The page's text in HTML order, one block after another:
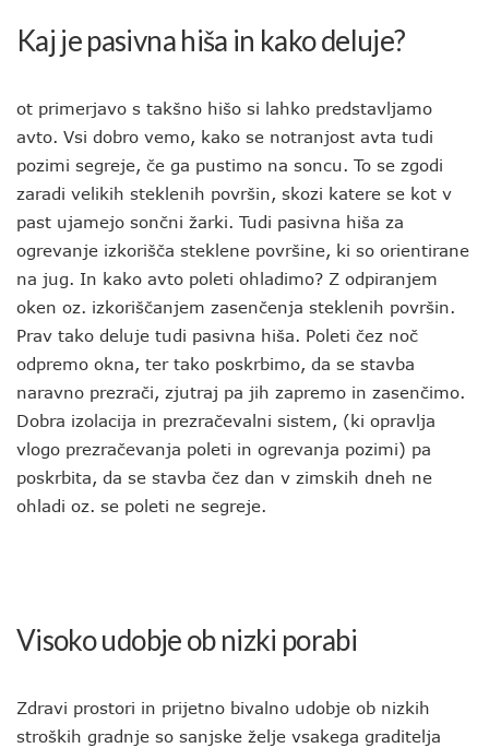
Kaj je pasivna hiša in kako deluje?
ot primerjavo s takšno hišo si lahko predstavljamo
avto. Vsi dobro vemo, kako se notranjost avta tudi
pozimi segreje, če ga pustimo na soncu. To se zgodi
zaradi velikih steklenih površin, skozi katere se kot v
past ujamejo sončni žarki. Tudi pasivna hiša za
ogrevanje izkorišča steklene površine, ki so orientirane
na jug. In kako avto poleti ohladimo? Z odpiranjem
oken oz. izkoriščanjem zasenčenja steklenih površin.
Prav tako deluje tudi pasivna hiša. Poleti čez noč
odpremo okna, ter tako poskrbimo, da se stavba
naravno prezrači, zjutraj pa jih zapremo in zasenčimo.
Dobra izolacija in prezračevalni sistem, (ki opravlja
vlogo prezračevanja poleti in ogrevanja pozimi) pa
poskrbita, da se stavba čez dan v zimskih dneh ne
ohladi oz. se poleti ne segreje.
Visoko udobje ob nizki porabi
Zdravi prostori in prijetno bivalno udobje ob nizkih
stroških gradnje so sanjske želje vsakega graditelja